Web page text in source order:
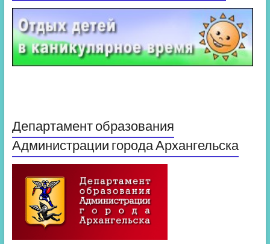
Департамент образования
Администрации города Архангельска